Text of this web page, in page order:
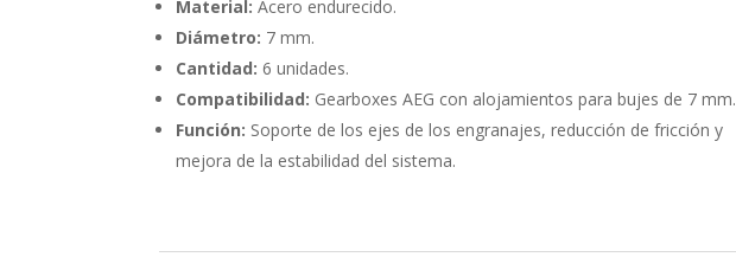
Material: Acero endurecido.
Diámetro: 7 mm.
Cantidad: 6 unidades.
Compatibilidad: Gearboxes AEG con alojamientos para bujes de 7 mm.
Función: Soporte de los ejes de los engranajes, reducción de fricción y
mejora de la estabilidad del sistema.